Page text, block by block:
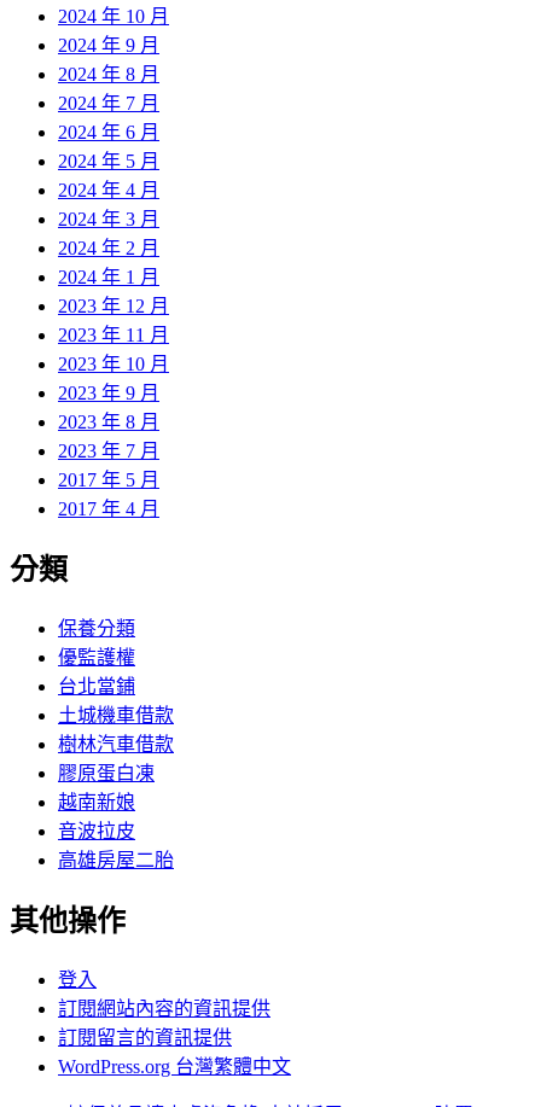
2024 年 10 月
2024 年 9 月
2024 年 8 月
2024 年 7 月
2024 年 6 月
2024 年 5 月
2024 年 4 月
2024 年 3 月
2024 年 2 月
2024 年 1 月
2023 年 12 月
2023 年 11 月
2023 年 10 月
2023 年 9 月
2023 年 8 月
2023 年 7 月
2017 年 5 月
2017 年 4 月
分類
保養分類
優監護權
台北當鋪
土城機車借款
樹林汽車借款
膠原蛋白凍
越南新娘
音波拉皮
高雄房屋二胎
其他操作
登入
訂閱網站內容的資訊提供
訂閱留言的資訊提供
WordPress.org 台灣繁體中文